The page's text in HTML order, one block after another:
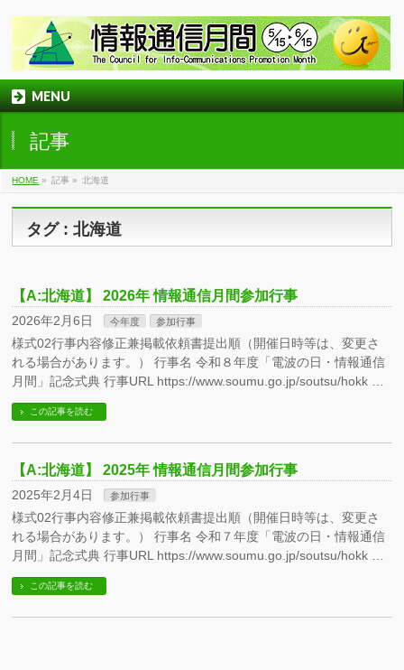
MENU
記事
HOME » 記事 » 北海道
タグ : 北海道
【A:北海道】 2026年 情報通信月間参加行事
2026年2月6日 今年度 参加行事
様式02行事内容修正兼掲載依頼書提出順（開催日時等は、変更さ
れる場合があります。） 行事名 令和８年度「電波の日・情報通信
月間」記念式典 行事URL https://www.soumu.go.jp/soutsu/hokk …
この記事を読む
【A:北海道】 2025年 情報通信月間参加行事
2025年2月4日 参加行事
様式02行事内容修正兼掲載依頼書提出順（開催日時等は、変更さ
れる場合があります。） 行事名 令和７年度「電波の日・情報通信
月間」記念式典 行事URL https://www.soumu.go.jp/soutsu/hokk …
この記事を読む